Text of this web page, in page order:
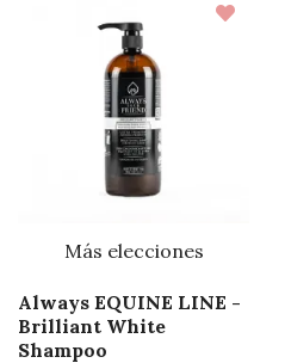
Más elecciones
Always EQUINE LINE -
Brilliant White
Shampoo